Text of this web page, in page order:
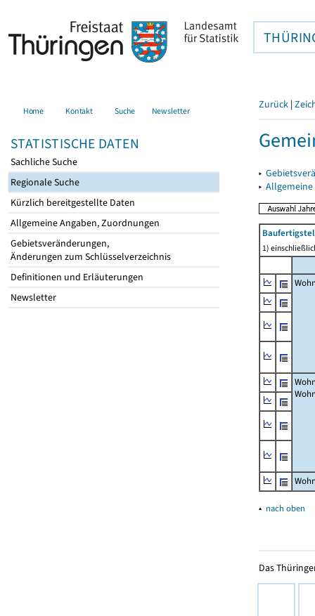
Home Kontakt Suche Newsletter
STATISTISCHE DATEN
Sachliche Suche
Regionale Suche
Kürzlich bereitgestellte Daten
Allgemeine Angaben, Zuordnungen
Gebietsveränderungen,
Änderungen zum Schlüsselverzeichnis
Definitionen und Erläuterungen
Newsletter
Zurück |
▸
▸
1)
▴ nach oben
Das